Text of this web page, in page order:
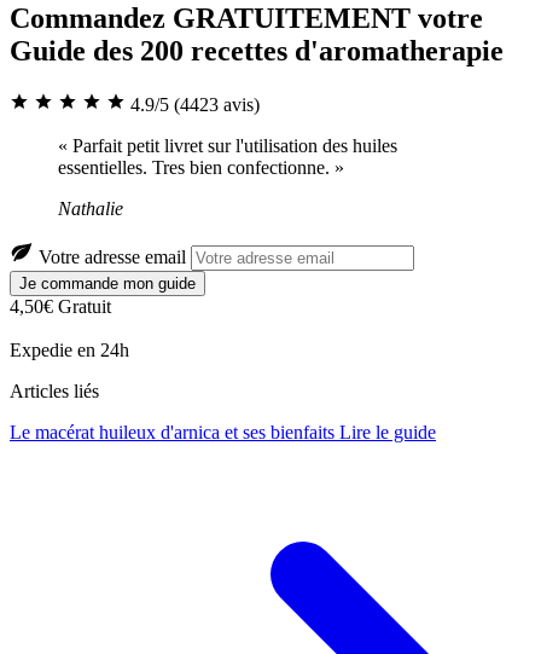
Commandez GRATUITEMENT votre
Guide des 200 recettes d'aromatherapie
4.9/5 (4423 avis)
« Parfait petit livret sur l'utilisation des huiles
essentielles. Tres bien confectionne. »
Nathalie
Votre adresse email
Je commande mon guide
4,50€ Gratuit
Expedie en 24h
Articles liés
Le macérat huileux d'arnica et ses bienfaits Lire le guide